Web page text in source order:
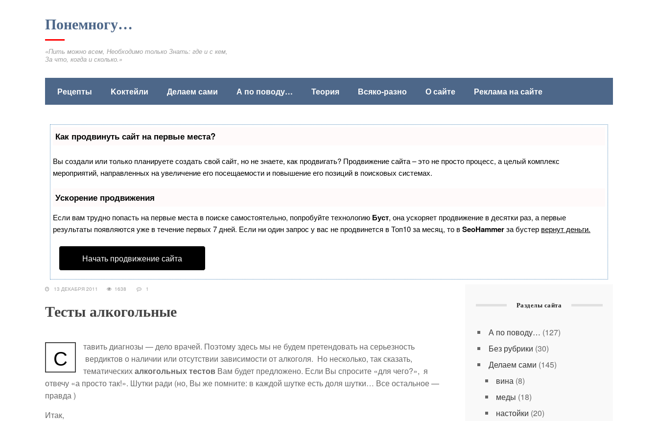
Понемногу…
«Пить можно всем, Необходимо только Знать: где и с кем,
За что, когда и сколько.»
Рецепты Kоктейли Делаем сами А по поводу… Теория Всяко-разно О сайте Реклама на сайте
Как продвинуть сайт на первые места?
Вы создали или только планируете создать свой сайт, но не знаете, как продвигать? Продвижение сайта – это не просто процесс, а целый комплекс
мероприятий, направленных на увеличение его посещаемости и повышение его позиций в поисковых системах.
Ускорение продвижения
Если вам трудно попасть на первые места в поиске самостоятельно, попробуйте технологию Буст, она ускоряет продвижение в десятки раз, а первые
результаты появляются уже в течение первых 7 дней. Если ни один запрос у вас не продвинется в Топ10 за месяц, то вSeoHammerза бустер вернут деньги.
Начать продвижение сайта
13 ДЕКАБРЯ 2011 1638 1
Тесты алкогольные
С
тавить диагнозы — дело врачей. Поэтому здесь мы не будем претендовать на серьезность
вердиктов о наличии или отсутствии зависимости от алкоголя. Но несколько, так сказать,
тематическихалкогольных тестов Вам будет предложено. Если Вы спросите «для чего?», я
отвечу «а просто так!». Шутки ради (но, Вы же помните: в каждой шутке есть доля шутки… Все остальное —
правда )
Итак,
Разделы сайта
А по поводу… (127)
Без рубрики (30)
Делаем сами (145)
вина(8)
меды (18)
настойки (20)